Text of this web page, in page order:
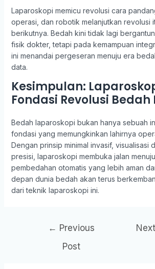
Laparoskopi memicu revolusi cara
operasi, dan robotik melanjutkan revolusi
berikutnya. Bedah kini tidak lagi
fisik dokter, tetapi pada kemampuan
ini menandai pergeseran menuju era
data.
Kesimpulan:
Fondasi Revolusi Bedah
Bedah laparoskopi bukan hanya sebuah
fondasi yang memungkinkan lahirnya
Dengan prinsip minimal invasif, visualisasi
presisi, laparoskopi membuka jalan
pembedahan otomatis yang lebih aman
depan dunia bedah akan terus
dari teknik laparoskopi ini.
← Previous
Post